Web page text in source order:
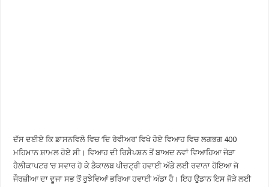
ਦੱਸ ਦਈਏ ਕਿ ਡਾਸਨਵਿਲੇ ਵਿਚ ‘ਦਿ ਰੇਵੀਅਰ’ ਵਿਖੇ ਹੋਏ ਵਿਆਹ ਵਿਚ ਲਗਭਗ 400
ਮਹਿਮਾਨ ਸ਼ਾਮਲ ਹੋਏ ਸੀ। ਵਿਆਹ ਦੀ ਰਿਸੈਪਸ਼ਨ ਤੋਂ ਬਾਅਦ ਨਵਾਂ ਵਿਆਹਿਆ ਜੋੜਾ
ਹੈਲੀਕਾਪਟਰ ’ਚ ਸਵਾਰ ਹੋ ਕੇ ਡੈਕਾਲਬ ਪੀਚਟ੍ਰੀ ਹਵਾਈ ਅੱਡੇ ਲਈ ਰਵਾਨਾ ਹੋਇਆ ਜੋ
ਜੌਰਜ਼ੀਆ ਦਾ ਦੂਜਾ ਸਭ ਤੋਂ ਰੁਝੇਵਿਆਂ ਭਰਿਆ ਹਵਾਈ ਅੱਡਾ ਹੈ। ਇਹ ਉਡਾਨ ਇਸ ਜੋੜੇ ਲਈ